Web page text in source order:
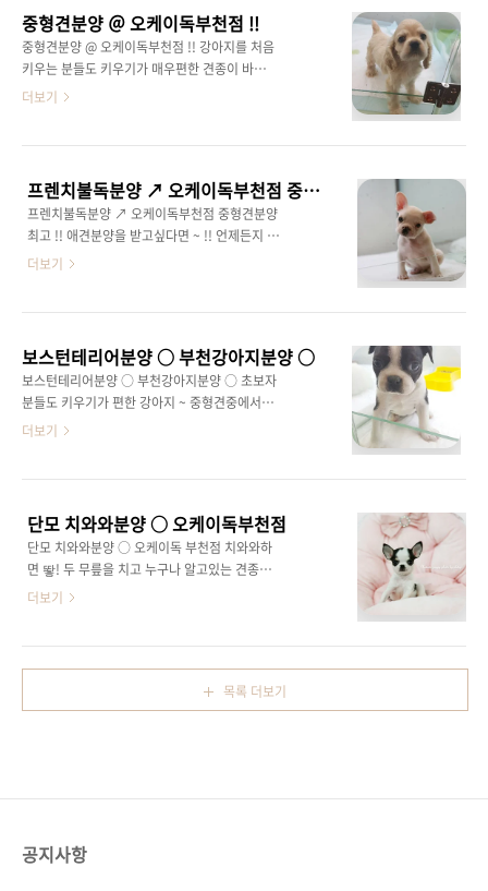
원하는 시간대에 원하는 날짜에 집까지 안전하
게 슝슝 데려다드리기 까지 하니.. 일석이조..
건강한 아이들로 사후관리 잘해주는곳에서 입양
해야된답니다욥 오케이독부천저밍 유명한이유
가 바로 반려동물관리사분들이 분양을 도와드리
기 때문에 유명한거랍니다 ^^ 반려동물관리사
가 뭐냐구요 ?? 동물보호법 계도,동물학대방지
양 등등 정말 다양한 분유야에서 활동하시는 분
람이라고 생각하시면 안되욥~!! 전문성을 가지
고 계신분들이 관리와 상담을 해주시기 떄문이
니까요. 부천애..
중형견분양 ＠ 오케이독부천점 !!
중형견분양 @ 오케이독부천점 !! 강아지를 처음
키우는 분들도 키우기가 매우편한 견종이 바로
중형견인데요. 등치가 크다구요 ?ㅎㅎ 원룸/주
하는 분들 도대체 어떻게 가격대가 형성되는지
궁금하죠 ?? 바로 인물이나 종류에 따라서 분양
가격대가 천차만별인데욥. 솔직히 중형견분양
가격대가 원래 비싼아이들빼곤 소형견이랑 그렇
게 차이가 많이 나질않습니다. 그렇다보니 굳이
하는거고.. 굳이 그런거아니면 키우기 편한 강아
WWW.OKDOG.CO.KR 중형견분양 절대 키우
기 어렵거나 힘들지않아요. 귀엽고 사랑스러..
더보기
프렌치불독분양 ↗ 오케이독부천점 중형견분양 최고 !!
프렌치불독분양 ↗ 오케이독부천점 중형견분양
최고 !! 애견분양을 받고싶다면 ~ !! 언제든지 콜
미 콜미 ^&^ 초보자분들도 강아지분양 받고싶
치불독은 사실 중형견치곤 사이즈가 많이 크질
않아요. 성견이 되어도 몸무게는 15KG정도인데
팔다리가 짧다보니 많이 커보이지않는답니다 [
웰시코기 처럼 짧은건 절대아닙니다 ] 또한 프렌
치불독분양 받을떄는 순종의 혈통서 발급가능한
수가 있지욥 또한 프렌치불독분양 을 원하시는
따라서 분양 가격대가 굉장히 천차만별이에요
물론 생김새에 따라서 분양 금액대가..
더보기
보스턴테리어분양 ○ 부천강아지분양 ○
보스턴테리어분양 ○ 부천강아지분양 ○ 초보자
분들도 키우기가 편한 강아지 ~ 중형견중에서도
프렌치불독이랑 비슷한 생김새를 가졌고 상당히
인들이 키워서 굉장히 유명하지용 보스턴테리어
는 나이많은분들이나 어린친구들도 키우기가 굉
장히 무난하고 편하다보니. 분양 가격대가 높은
편이지만 많은 분들이 분양을 한답니다. 분양가
격대는 평균적으로 70만원~ 100만원사이대의
따라서 족므씩 차이가 나긴하지만. 평균가격대
랍니다. 또한,보스턴테리어는 산책할때도 굉장
히 편해요. 말도잘듣고 영국의 신사같이 생김새
와 두귀는 쫑긋 크면서 스게 된답니다. 보스턴테
더보기
단모 치와와분양 ○ 오케이독부천점
단모 치와와분양 ○ 오케이독 부천점 치와와하
면 뙇! 두 무릎을 치고 누구나 알고있는 견종이
기 때문이죠~ 소형견중에서도 가장 작은 견종
죠. 그래서 성견이 되엇을때 작은 애견을 원하신
언제든지 퐉퐉~!!전송 치와와는 아무래도 작다
더보기
목록 더보기
공지사항